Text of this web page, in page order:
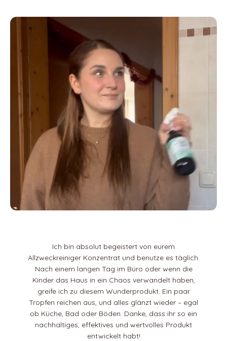
Ich bin absolut begeistert von eurem
Allzweckreiniger Konzentrat und benutze es täglich.
Nach einem langen Tag im Büro oder wenn die
Kinder das Haus in ein Chaos verwandelt haben,
greife ich zu diesem Wunderprodukt. Ein paar
Tropfen reichen aus, und alles glänzt wieder – egal
ob Küche, Bad oder Böden. Danke, dass ihr so ein
nachhaltiges, effektives und wertvolles Produkt
entwickelt habt!